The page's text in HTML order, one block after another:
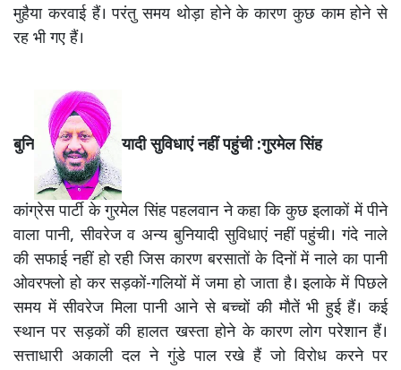
मुहैया करवाई हैं। परंतु समय थोड़ा होने के कारण कुछ काम होने से
रह भी गए हैं।
बुनि यादी सुविधाएं नहीं पहुंची :गुरमेल सिंह
कांग्रेस पार्टी के गुरमेल सिंह पहलवान ने कहा कि कुछ इलाकों में पीने
वाला पानी, सीवरेज व अन्य बुनियादी सुविधाएं नहीं पहुंची। गंदे नाले
की सफाई नहीं हो रही जिस कारण बरसातों के दिनों में नाले का पानी
ओवरफ्लो हो कर सड़कों-गलियों में जमा हो जाता है। इलाके में पिछले
समय में सीवरेज मिला पानी आने से बच्चों की मौतें भी हुई हैं। कई
स्थान पर सड़कों की हालत खस्ता होने के कारण लोग परेशान हैं।
सत्ताधारी अकाली दल ने गुंडे पाल रखे हैं जो विरोध करने पर